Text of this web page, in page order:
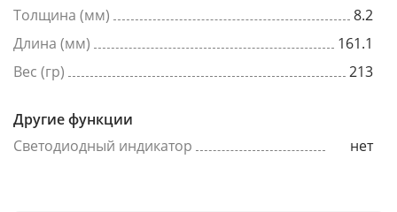
Толщина (мм)
8.2
Длина (мм)
161.1
Вес (гр)
213
Другие функции
Светодиодный индикатор
нет